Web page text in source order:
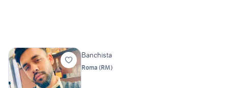
Banchista
Roma (RM)